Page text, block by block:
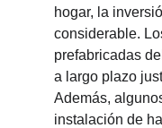
hogar, la
considerable.
prefabricadas
a largo plazo
Además,
instalación de